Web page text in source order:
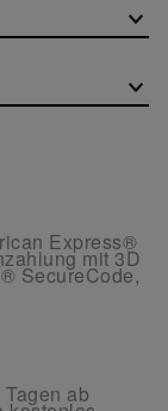
Express®
mit 3D
SecureCode,
ab